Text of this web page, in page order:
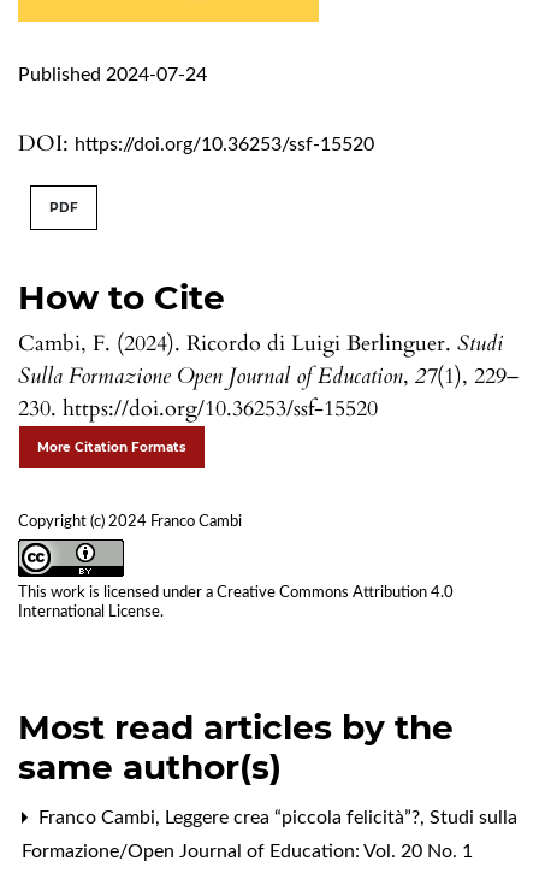
DOI: https://doi.org/10.36253/ssf-15520
Published 2024-07-24
How to Cite
Cambi, F. (2024). Ricordo di Luigi Berlinguer. Studi
Sulla Formazione Open Journal of Education, 27(1), 229–
230. https://doi.org/10.36253/ssf-15520
More Citation Formats
Copyright (c) 2024 Franco Cambi
This work is licensed under a Creative Commons Attribution 4.0
International License.
PDF
Most read articles by the
same author(s)
Franco Cambi, Leggere crea “piccola felicità”?, Studi sulla
Formazione/Open Journal of Education: Vol. 20 No. 1